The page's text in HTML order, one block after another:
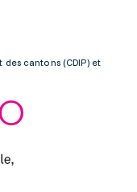
cantons (CDIP) et